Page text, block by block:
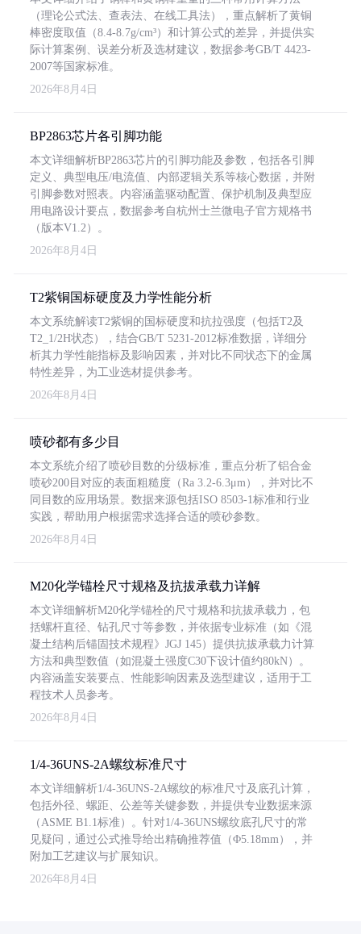
（理论公式法、查表法、在线工具法），重点解析了黄铜
棒密度取值（8.4-8.7g/cm³）和计算公式的差异，并提供实
际计算案例、误差分析及选材建议，数据参考GB/T 4423-
2007等国家标准。
2026年8月4日
BP2863芯片各引脚功能
本文详细解析BP2863芯片的引脚功能及参数，包括各引脚
定义、典型电压/电流值、内部逻辑关系等核心数据，并附
引脚参数对照表。内容涵盖驱动配置、保护机制及典型应
用电路设计要点，数据参考自杭州士兰微电子官方规格书
（版本V1.2）。
2026年8月4日
T2紫铜国标硬度及力学性能分析
本文系统解读T2紫铜的国标硬度和抗拉强度（包括T2及
T2_1/2H状态），结合GB/T 5231-2012标准数据，详细分
析其力学性能指标及影响因素，并对比不同状态下的金属
特性差异，为工业选材提供参考。
2026年8月4日
喷砂都有多少目
本文系统介绍了喷砂目数的分级标准，重点分析了铝合金
喷砂200目对应的表面粗糙度（Ra 3.2-6.3μm），并对比不
同目数的应用场景。数据来源包括ISO 8503-1标准和行业
实践，帮助用户根据需求选择合适的喷砂参数。
2026年8月4日
M20化学锚栓尺寸规格及抗拔承载力详解
本文详细解析M20化学锚栓的尺寸规格和抗拔承载力，包
括螺杆直径、钻孔尺寸等参数，并依据专业标准（如《混
凝土结构后锚固技术规程》JGJ 145）提供抗拔承载力计算
方法和典型数值（如混凝土强度C30下设计值约80kN）。
内容涵盖安装要点、性能影响因素及选型建议，适用于工
程技术人员参考。
2026年8月4日
1/4-36UNS-2A螺纹标准尺寸
本文详细解析1/4-36UNS-2A螺纹的标准尺寸及底孔计算，
包括外径、螺距、公差等关键参数，并提供专业数据来源
（ASME B1.1标准）。针对1/4-36UNS螺纹底孔尺寸的常
见疑问，通过公式推导给出精确推荐值（Φ5.18mm），并
附加工艺建议与扩展知识。
2026年8月4日